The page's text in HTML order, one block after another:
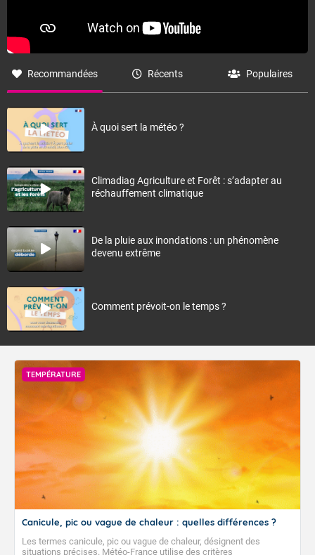
Recommandées Récents Populaires
À quoi sert la météo ?
Climadiag Agriculture et Forêt : s’adapter au
réchauffement climatique
De la pluie aux inondations : un phénomène
devenu extrême
Comment prévoit-on le temps ?
TEMPÉRATURE
Canicule, pic ou vague de chaleur : quelles différences ?
Les termes canicule, pic ou vague de chaleur, désignent des
situations précises. Météo-France utilise des critères